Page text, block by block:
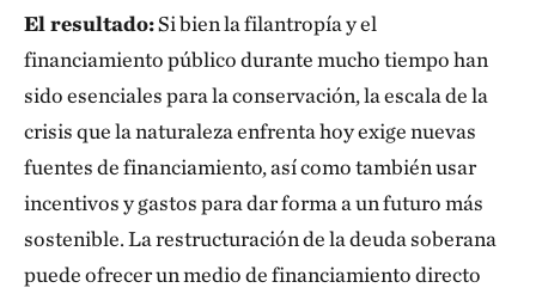
El resultado:Si bien la filantropía y el
financiamiento público durante mucho tiempo han
sido esenciales para la conservación, la escala de la
crisis que la naturaleza enfrenta hoy exige nuevas
fuentes de financiamiento, así como también usar
incentivos y gastos para dar forma a un futuro más
sostenible. La restructuración de la deuda soberana
puede ofrecer un medio de financiamiento directo